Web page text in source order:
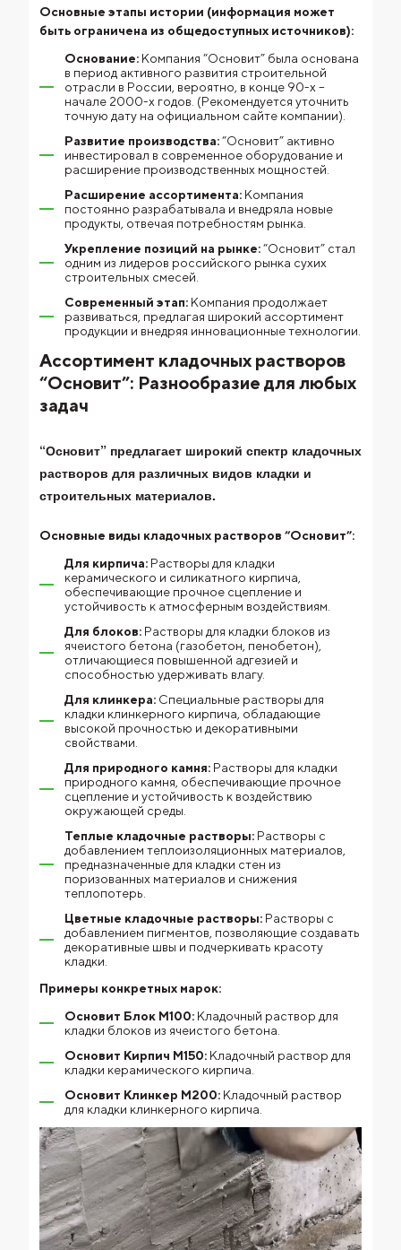
Основные этапы истории (информация может
быть ограничена из общедоступных источников):
Основание: Компания “Основит” была основана
в период активного развития строительной
отрасли в России, вероятно, в конце 90-х –
начале 2000-х годов. (Рекомендуется уточнить
точную дату на официальном сайте компании).
Развитие производства:“Основит” активно
инвестировал в современное оборудование и
расширение производственных мощностей.
Расширение ассортимента: Компания
постоянно разрабатывала и внедряла новые
продукты, отвечая потребностям рынка.
Укрепление позиций на рынке:“Основит” стал
одним из лидеров российского рынка сухих
строительных смесей.
Современный этап: Компания продолжает
развиваться, предлагая широкий ассортимент
продукции и внедряя инновационные технологии.
Ассортимент кладочных растворов
“Основит”: Разнообразие для любых
задач
“Основит” предлагает широкий спектр кладочных
растворов для различных видов кладки и
строительных материалов.
Основные виды кладочных растворов “Основит”:
Для кирпича: Растворы для кладки
керамического и силикатного кирпича,
обеспечивающие прочное сцепление и
устойчивость к атмосферным воздействиям.
Для блоков: Растворы для кладки блоков из
ячеистого бетона (газобетон, пенобетон),
отличающиеся повышенной адгезией и
способностью удерживать влагу.
Для клинкера: Специальные растворы для
кладки клинкерного кирпича, обладающие
высокой прочностью и декоративными
свойствами.
Для природного камня: Растворы для кладки
природного камня, обеспечивающие прочное
сцепление и устойчивость к воздействию
окружающей среды.
Теплые кладочные растворы: Растворы с
добавлением теплоизоляционных материалов,
предназначенные для кладки стен из
поризованных материалов и снижения
теплопотерь.
Цветные кладочные растворы: Растворы с
добавлением пигментов, позволяющие создавать
декоративные швы и подчеркивать красоту
кладки.
Примеры конкретных марок:
Основит Блок М100: Кладочный раствор для
кладки блоков из ячеистого бетона.
Основит Кирпич М150: Кладочный раствор для
кладки керамического кирпича.
Основит Клинкер М200: Кладочный раствор
для кладки клинкерного кирпича.